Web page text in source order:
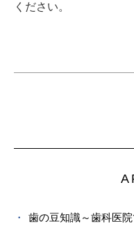
ください。
歯の豆知識～歯科医